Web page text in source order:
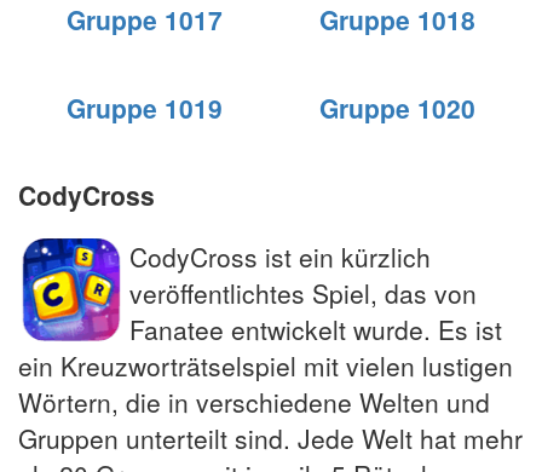
Gruppe 1017 Gruppe 1018
Gruppe 1019 Gruppe 1020
CodyCross
CodyCross ist ein kürzlich
veröffentlichtes Spiel, das von
Fanatee entwickelt wurde. Es ist
ein Kreuzworträtselspiel mit vielen lustigen
Wörtern, die in verschiedene Welten und
Gruppen unterteilt sind. Jede Welt hat mehr